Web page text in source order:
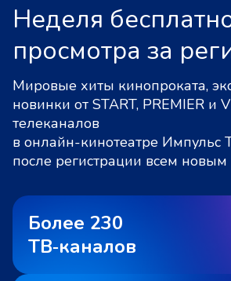
Неделя
просмотра за
Мировые хиты кинопроката,
новинки от START, PREMIER и
телеканалов
в онлайн-кинотеатре Импульс
после регистрации всем
Более 230
ТВ‑каналов